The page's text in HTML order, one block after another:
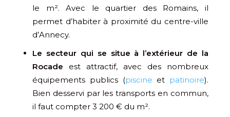
le m². Avec le quartier des Romains, il
permet d’habiter à proximité du centre-ville
d’Annecy.
Le secteur qui se situe à l’extérieur de la
Rocade est attractif, avec des nombreux
équipements publics (piscine et patinoire).
Bien desservi par les transports en commun,
il faut compter 3 200 € du m².